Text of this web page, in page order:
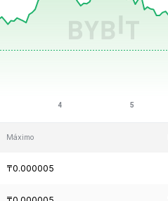
Máximo
₸0.000005